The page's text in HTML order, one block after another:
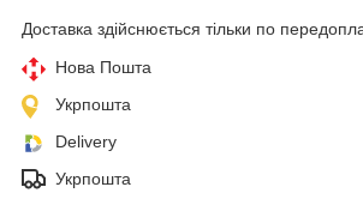
Доставка здійснюється тільки по
Нова Пошта
Укрпошта
Delivery
Укрпошта